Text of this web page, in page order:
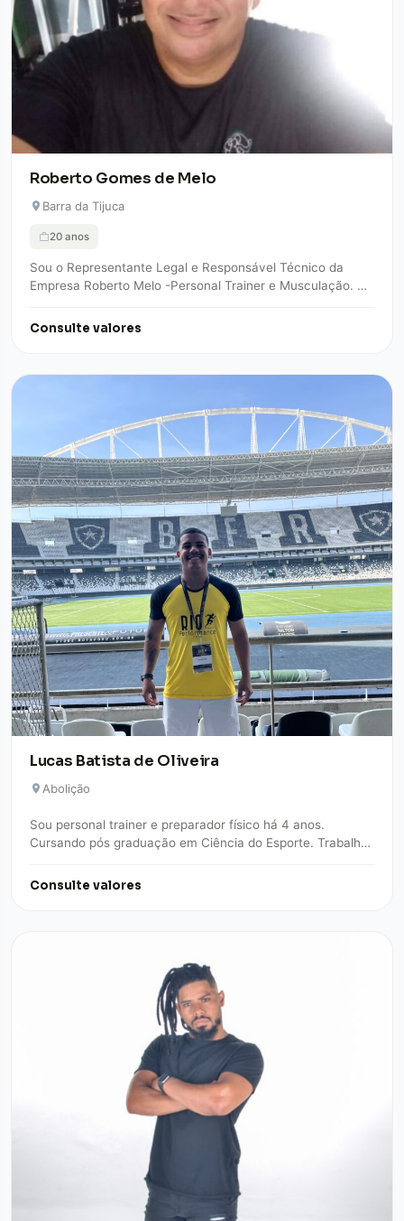
Roberto Gomes de Melo
Barra da Tijuca
20 anos
Sou o Representante Legal e Responsável Técnico da
Empresa Roberto Melo -Personal Trainer e Musculação. A
Consulte valores
Lucas Batista de Oliveira
Abolição
Sou personal trainer e preparador físico há 4 anos.
Cursando pós graduação em Ciência do Esporte. Trabalho
Consulte valores